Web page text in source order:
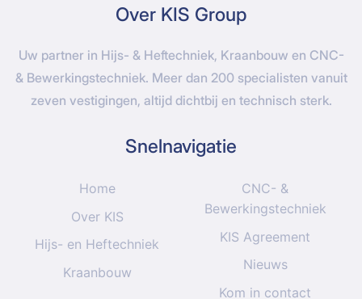
Over KIS Group
Uw partner in Hijs- & Heftechniek, Kraanbouw en CNC-
& Bewerkingstechniek. Meer dan 200 specialisten vanuit
zeven vestigingen, altijd dichtbij en technisch sterk.
Snelnavigatie
Home
Over KIS
Hijs- en Heftechniek
Kraanbouw
CNC- &
Bewerkingstechniek
KIS Agreement
Nieuws
Kom in contact